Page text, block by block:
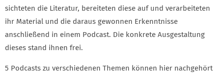
sichteten die Literatur, bereiteten diese auf und verarbeiteten
ihr Material und die daraus gewonnen Erkenntnisse
anschließend in einem Podcast. Die konkrete Ausgestaltung
dieses stand ihnen frei.
5 Podcasts zu verschiedenen Themen können hier nachgehört